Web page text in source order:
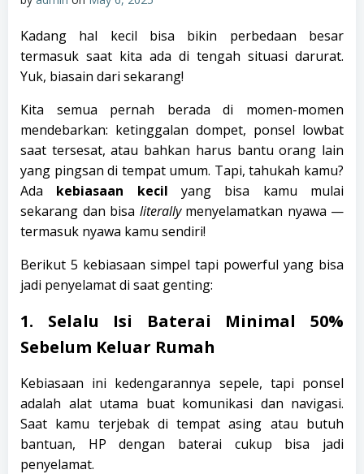
Kadang hal kecil bisa bikin perbedaan besar
termasuk saat kita ada di tengah situasi darurat.
Yuk, biasain dari sekarang!
Kita semua pernah berada di momen-momen
mendebarkan: ketinggalan dompet, ponsel lowbat
saat tersesat, atau bahkan harus bantu orang lain
yang pingsan di tempat umum. Tapi, tahukah kamu?
Ada kebiasaan kecil yang bisa kamu mulai
sekarang dan bisa literallymenyelamatkan nyawa —
termasuk nyawa kamu sendiri!
Berikut 5 kebiasaan simpel tapi powerful yang bisa
jadi penyelamat di saat genting:
1. Selalu Isi Baterai Minimal 50%
Sebelum Keluar Rumah
Kebiasaan ini kedengarannya sepele, tapi ponsel
adalah alat utama buat komunikasi dan navigasi.
Saat kamu terjebak di tempat asing atau butuh
bantuan, HP dengan baterai cukup bisa jadi
penyelamat.